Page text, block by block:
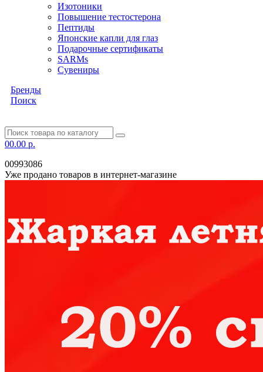
Изотоники
Повышение тестостерона
Пептиды
Японские капли для глаз
Подарочные сертификаты
SARMs
Сувениры
Бренды
Поиск
00.00 р.
00993086
Уже продано товаров в интернет-магазине